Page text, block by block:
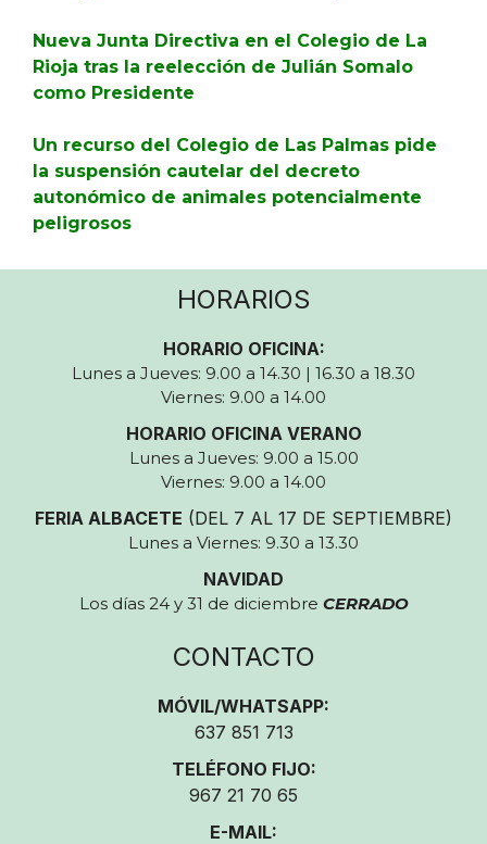
Nueva Junta Directiva en el Colegio de La
Rioja tras la reelección de Julián Somalo
como Presidente
Un recurso del Colegio de Las Palmas pide
la suspensión cautelar del decreto
autonómico de animales potencialmente
peligrosos
HORARIOS
HORARIO OFICINA:
Lunes a Jueves: 9.00 a 14.30 | 16.30 a 18.30
Viernes: 9.00 a 14.00
HORARIO OFICINA VERANO
Lunes a Jueves: 9.00 a 15.00
Viernes: 9.00 a 14.00
FERIA ALBACETE (DEL 7 AL 17 DE SEPTIEMBRE)
Lunes a Viernes: 9.30 a 13.30
NAVIDAD
Los días 24 y 31 de diciembre CERRADO
CONTACTO
MÓVIL/WHATSAPP:
637 851 713
TELÉFONO FIJO:
967 21 70 65
E-MAIL: